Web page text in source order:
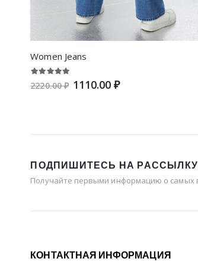
Women Jeans
2220.00 ₽ 1110.00 ₽
ПОДПИШИТЕСЬ НА РАССЫЛКУ
Получайте первыми информацию о самых
КОНТАКТНАЯ ИНФОРМАЦИЯ